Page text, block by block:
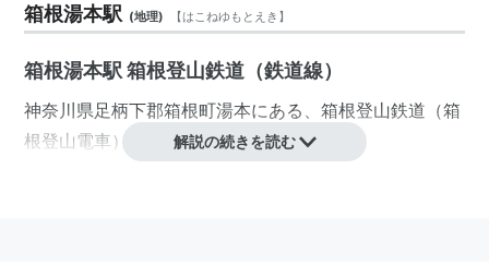
箱根湯本駅 (地理) 【はこねゆもとえき 】
箱根湯本駅 箱根登山鉄道（鉄道線）
神奈川県足柄下郡箱根町湯本にある、箱根登山鉄道 （箱
根登山電車 ）の「 箱根湯本」駅。
解説の続きを読む